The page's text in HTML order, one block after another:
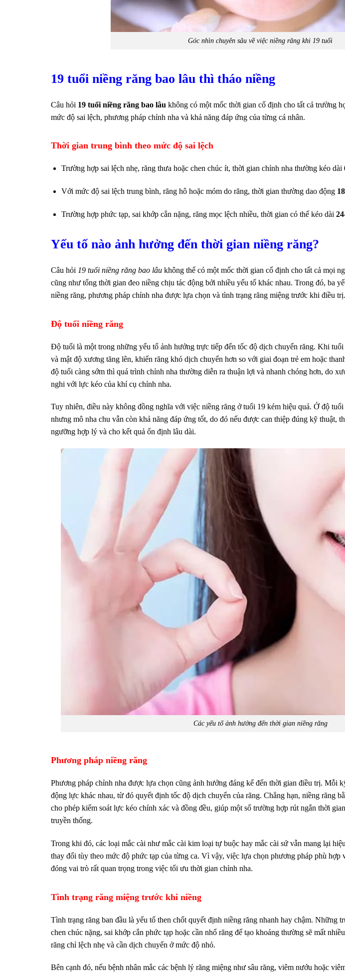
Góc nhìn chuyên sâu về việc niềng răng khi 19 tuổi
19 tuổi niềng răng bao lâu thì tháo niềng
Câu hỏi 19 tuổi niềng răng bao lâu không có một mốc thời gian cố định cho tất cả trường
mức độ sai lệch, phương pháp chỉnh nha và khả năng đáp ứng của từng cá nhân.
Thời gian trung bình theo mức độ sai lệch
Trường hợp sai lệch nhẹ, răng thưa hoặc chen chúc ít, thời gian chỉnh nha thường kéo dài
Với mức độ sai lệch trung bình, răng hô hoặc móm do răng, thời gian thường dao động
Trường hợp phức tạp, sai khớp cắn nặng, răng mọc lệch nhiều, thời gian có thể kéo dài
Yếu tố nào ảnh hưởng đến thời gian niềng răng?
Câu hỏi 19 tuổi niềng răng bao lâu không thể có một mốc thời gian cố định cho tất cả mọi
cũng như tổng thời gian đeo niềng chịu tác động bởi nhiều yếu tố khác nhau. Trong đó, ba
niềng răng, phương pháp chỉnh nha được lựa chọn và tình trạng răng miệng trước khi điều trị.
Độ tuổi niềng răng
Độ tuổi là một trong những yếu tố ảnh hưởng trực tiếp đến tốc độ dịch chuyển răng. Khi
và mật độ xương tăng lên, khiến răng khó dịch chuyển hơn so với giai đoạn trẻ em hoặc
độ tuổi càng sớm thì quá trình chỉnh nha thường diễn ra thuận lợi và nhanh chóng hơn, do
nghi với lực kéo của khí cụ chỉnh nha.
Tuy nhiên, điều này không đồng nghĩa với việc niềng răng ở tuổi 19 kém hiệu quả. Ở độ
nhưng mô nha chu vẫn còn khả năng đáp ứng tốt, do đó nếu được can thiệp đúng kỹ thuật,
ngưỡng hợp lý và cho kết quả ổn định lâu dài.
Các yếu tố ảnh hưởng đến thời gian niềng răng
Phương pháp niềng răng
Phương pháp chỉnh nha được lựa chọn cũng ảnh hưởng đáng kể đến thời gian điều trị. Mỗi
động lực khác nhau, từ đó quyết định tốc độ dịch chuyển của răng. Chẳng hạn, niềng răng
cho phép kiểm soát lực kéo chính xác và đồng đều, giúp một số trường hợp rút ngắn thời
truyền thống.
Trong khi đó, các loại mắc cài như mắc cài kim loại tự buộc hay mắc cài sứ vẫn mang lại
thay đổi tùy theo mức độ phức tạp của từng ca. Vì vậy, việc lựa chọn phương pháp phù hợp
đóng vai trò rất quan trọng trong việc tối ưu thời gian chỉnh nha.
Tình trạng răng miệng trước khi niềng
Tình trạng răng ban đầu là yếu tố then chốt quyết định niềng răng nhanh hay chậm. Những
chen chúc nặng, sai khớp cắn phức tạp hoặc cần nhổ răng để tạo khoảng thường sẽ mất
răng chỉ lệch nhẹ và cần dịch chuyển ở mức độ nhỏ.
Bên cạnh đó, nếu bệnh nhân mắc các bệnh lý răng miệng như sâu răng, viêm nướu hoặc